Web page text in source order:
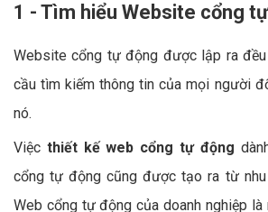
1 - Tìm hiểu Website cổng
Website cổng tự động được lập ra
cầu tìm kiếm thông tin của mọi người
nó.
Việc thiết kế web cổng tự động
cổng tự động cũng được tạo ra từ nhu
Web cổng tự động của doanh nghiệp là